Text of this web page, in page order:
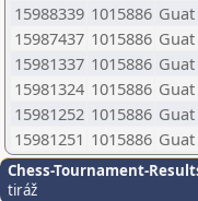
15988339 1015886 Guat
15987437 1015886 Guat
15981337 1015886 Guat
15981324 1015886 Guat
15981252 1015886 Guat
15981251 1015886 Guat
Chess-Tournament-
tiráž